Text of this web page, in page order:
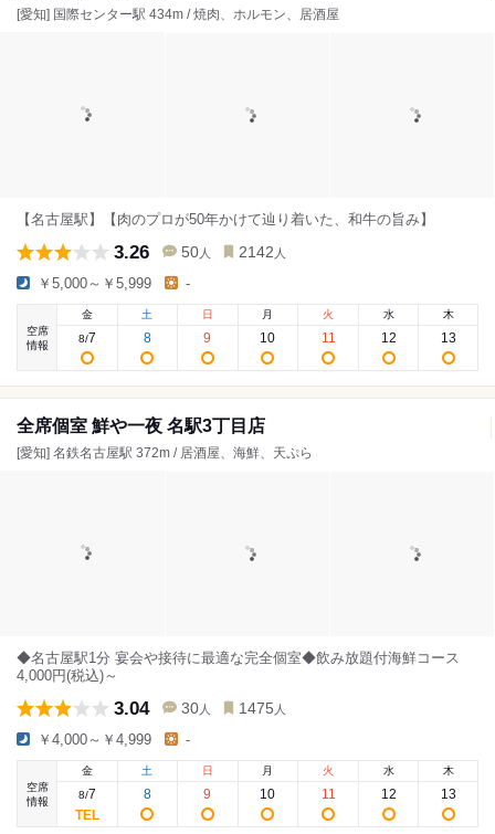
[愛知] 国際センター駅 434m / 焼肉、ホルモン、居酒屋
【名古屋駅】【肉のプロが50年かけて辿り着いた、和牛の旨み】
3.26 50 人 2142 人
￥5,000～￥5,999 -
空席
情報
金
8/7
土
8
日
9
月
10
火
11
水
12
木
13
全席個室 鮮や一夜 名駅3丁目店
[愛知] 名鉄名古屋駅 372m / 居酒屋、海鮮、天ぷら
◆名古屋駅1分 宴会や接待に最適な完全個室◆飲み放題付海鮮コース
4,000円(税込)～
3.04 30 人 1475 人
￥4,000～￥4,999 -
空席
情報
金
8/7
土
8
日
9
月
10
火
11
水
12
木
13